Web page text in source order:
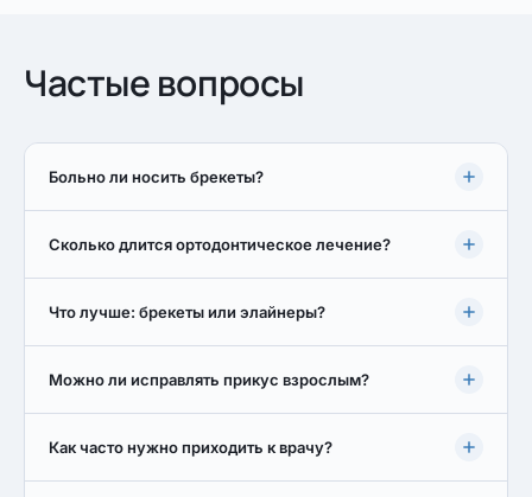
Частые вопросы
Больно ли носить брекеты?
Сколько длится ортодонтическое лечение?
Что лучше: брекеты или элайнеры?
Можно ли исправлять прикус взрослым?
Как часто нужно приходить к врачу?